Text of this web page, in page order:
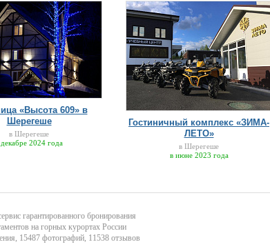
«Высота 609» в
Шерегеше
в Шерегеше
2024 года
Гостиничный комплекс «ЗИМА-
ЛЕТО»
в Шерегеше
в июне 2023 года
гарантированного бронирования
на горных курортах России
15487 фотографий, 11538 отзывов